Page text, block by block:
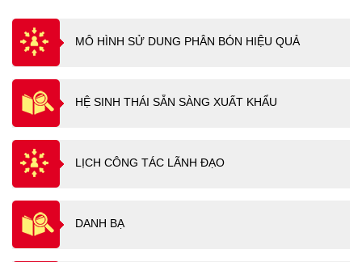
MÔ HÌNH SỬ DUNG PHÂN BÓN HIỆU QUẢ
HỆ SINH THÁI SẴN SÀNG XUẤT KHẨU
LỊCH CÔNG TÁC LÃNH ĐẠO
DANH BẠ